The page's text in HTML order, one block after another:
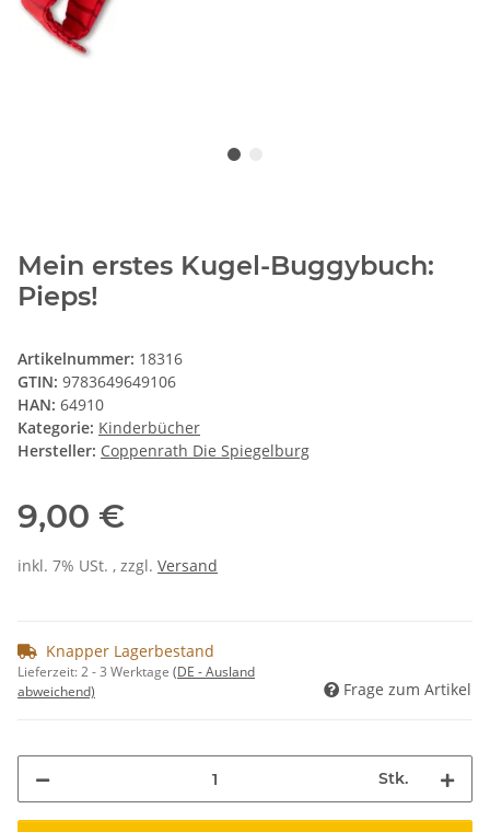
Mein erstes Kugel-Buggybuch:
Pieps!
Artikelnummer: 18316
GTIN: 9783649649106
HAN: 64910
Kategorie: Kinderbücher
Hersteller: Coppenrath Die Spiegelburg
9,00 €
inkl. 7% USt. , zzgl. Versand
Knapper Lagerbestand
Lieferzeit:2 - 3 Werktage (DE - Ausland
abweichend)
Frage zum Artikel
Stk.